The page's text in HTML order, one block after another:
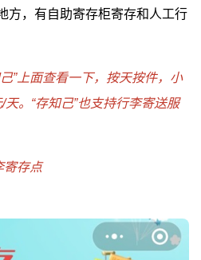
方，有自助寄存柜寄存和人工行
”上面查看一下，按天按件，小
。“存知己”也支持行李寄送服
寄存点